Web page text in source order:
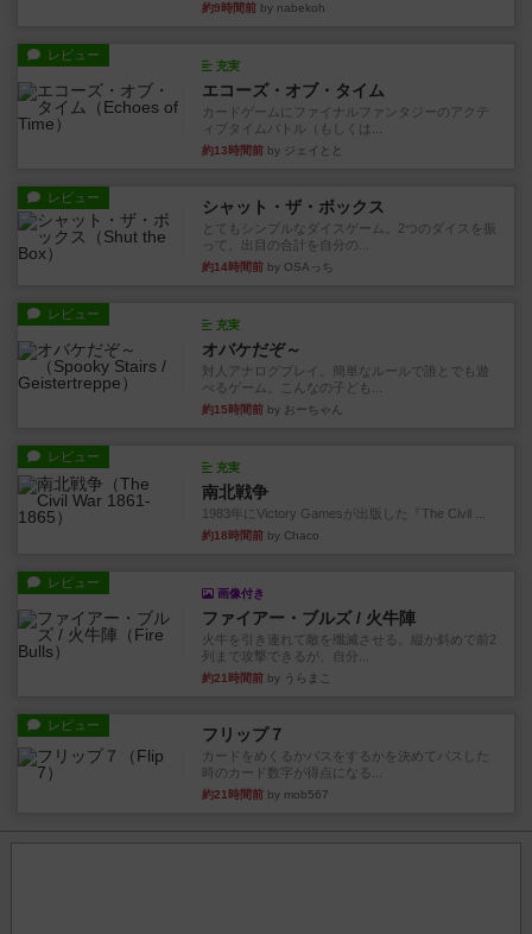
約9時間前 by nabekoh
レビュー
充実
エコーズ・オブ・タイム
カードゲームにファイナルファンタジーのアクテ
ィブタイムバトル（もしくは...
約13時間前 by ジェイとと
レビュー シャット・ザ・ボックス
とてもシンプルなダイスゲーム。2つのダイスを振
って、出目の合計を自分の...
約14時間前 by OSAっち
レビュー
充実
オバケだぞ～
対人アナログプレイ。簡単なルールで誰とでも遊
べるゲーム。こんなの子ども...
約15時間前 by おーちゃん
レビュー
充実
南北戦争
1983年にVictory Gamesが出版した『The Civil ...
約18時間前 by Chaco
レビュー
画像付き
ファイアー・ブルズ / 火牛陣
火牛を引き連れて敵を殲滅させる。縦か斜めで前2
列まで攻撃できるが、自分...
約21時間前 by うらまこ
レビュー フリップ７
カードをめくるかパスをするかを決めてパスした
時のカード数字が得点になる...
約21時間前 by mob567